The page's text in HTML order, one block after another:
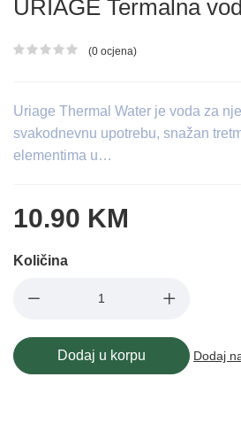
URIAGE Termalna
Ocjena proizvoda
(0 ocjena)
Uriage Thermal Water je voda za
svakodnevnu upotrebu, snažan
elementima u…
10.90 KM
Količina
Dodaj u korpu Dodaj